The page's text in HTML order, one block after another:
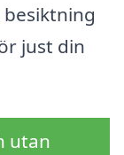
just din
utan